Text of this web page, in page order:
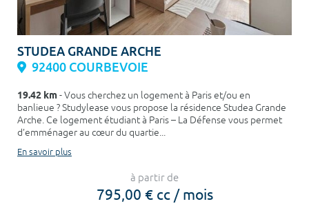
STUDEA GRANDE ARCHE
92400 COURBEVOIE
19.42 km- Vous cherchez un logement à Paris et/ou en
banlieue ? Studylease vous propose la résidence Studea Grande
Arche. Ce logement étudiant à Paris – La Défense vous permet
d’emménager au cœur du quartie...
En savoir plus
à partir de
795,00 € cc / mois